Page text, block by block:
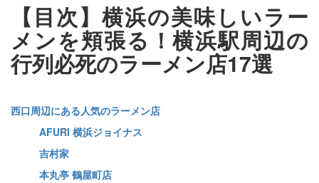
【目次】横浜の美味しいラー
メンを頬張る！横浜駅周辺の
行列必死のラーメン店17選
西口周辺にある人気のラーメン店
AFURI 横浜ジョイナス
吉村家
本丸亭 鶴屋町店